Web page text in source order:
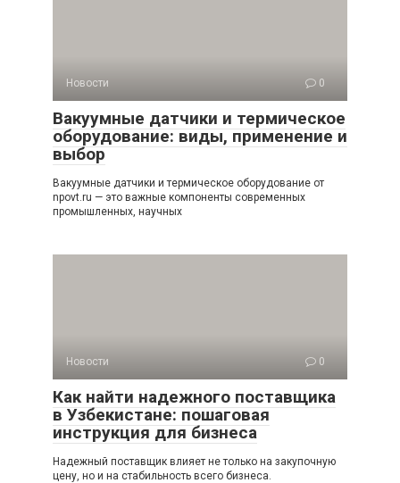
Новости 0
Вакуумные датчики и термическое
оборудование: виды, применение и
выбор
Вакуумные датчики и термическое оборудование от
npovt.ru — это важные компоненты современных
промышленных, научных
Новости 0
Как найти надежного поставщика
в Узбекистане: пошаговая
инструкция для бизнеса
Надежный поставщик влияет не только на закупочную
цену, но и на стабильность всего бизнеса.